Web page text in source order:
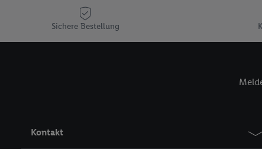
Sichere Bestellung
Kontakt
Hierzu wird von uns
Adresse in
Wenn das der Fall
Kundenkonto-
verwenden, um Sie
Insbesondere
Nutzung der Utiq-